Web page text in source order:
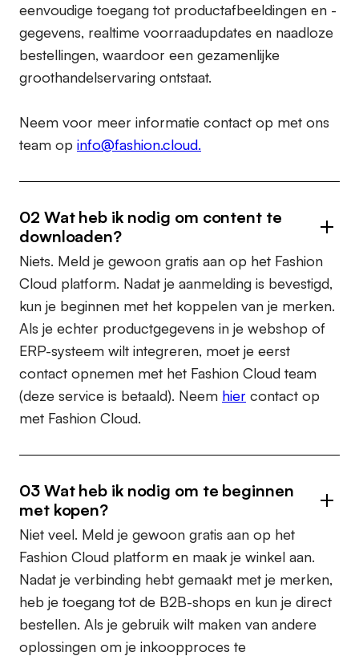
eenvoudige toegang tot productafbeeldingen en -
gegevens, realtime voorraadupdates en naadloze
bestellingen, waardoor een gezamenlijke
groothandelservaring ontstaat.
Neem voor meer informatie contact op met ons
team op info@fashion.cloud.
02 Wat heb ik nodig om content te
downloaden?
Niets. Meld je gewoon gratis aan op het Fashion
Cloud platform. Nadat je aanmelding is bevestigd,
kun je beginnen met het koppelen van je merken.
Als je echter productgegevens in je webshop of
ERP-systeem wilt integreren, moet je eerst
contact opnemen met het Fashion Cloud team
(deze service is betaald). Neem hier contact op
met Fashion Cloud.
03 Wat heb ik nodig om te beginnen
met kopen?
Niet veel. Meld je gewoon gratis aan op het
Fashion Cloud platform en maak je winkel aan.
Nadat je verbinding hebt gemaakt met je merken,
heb je toegang tot de B2B-shops en kun je direct
bestellen. Als je gebruik wilt maken van andere
oplossingen om je inkoopproces te